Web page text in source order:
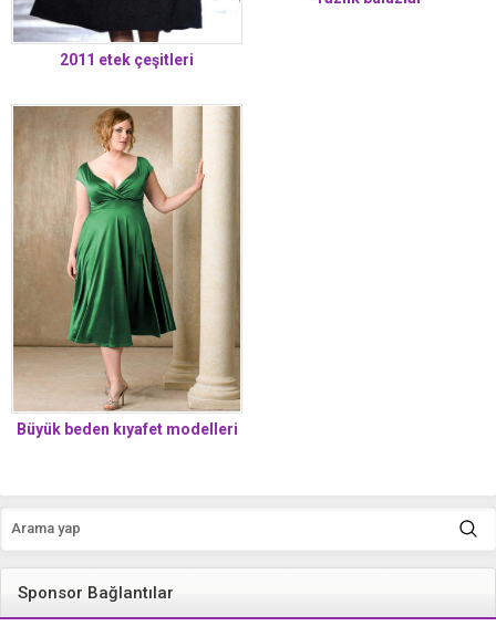
2011 etek çeşitleri
Büyük beden kıyafet modelleri
Sponsor Bağlantılar